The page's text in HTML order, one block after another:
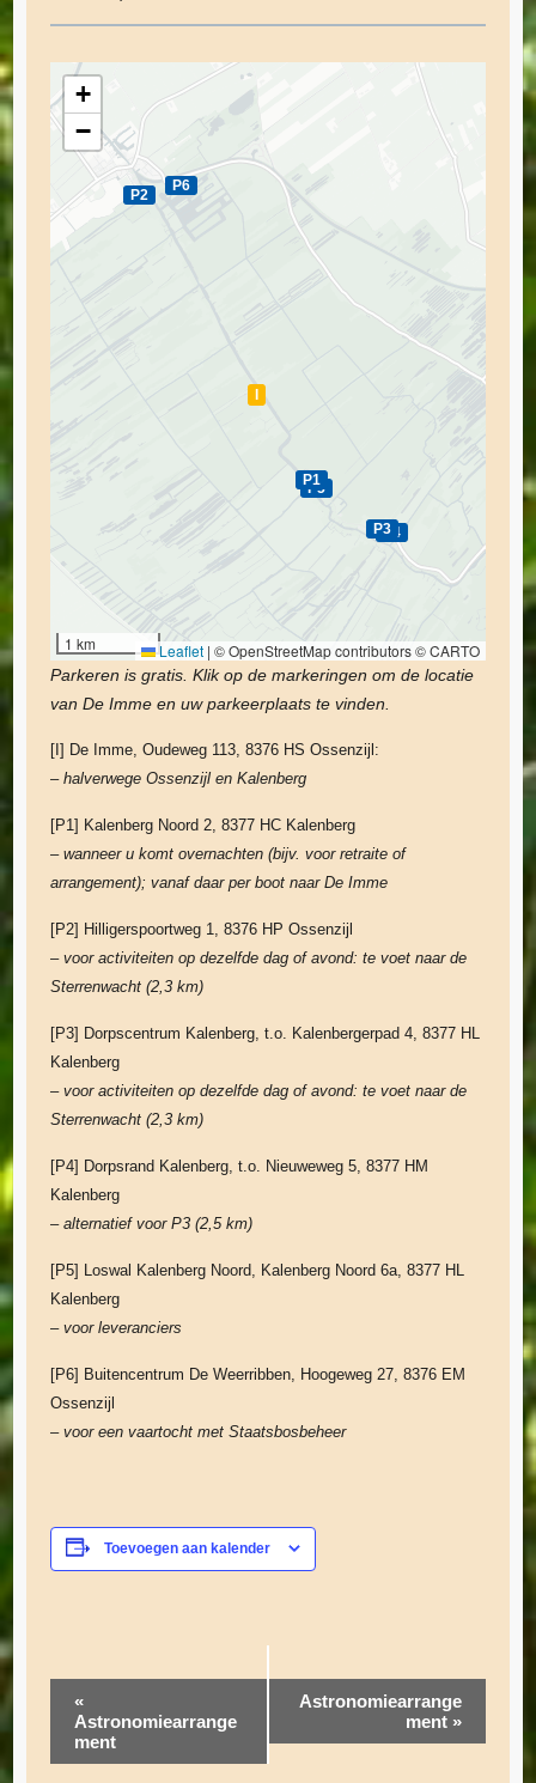
P6
P5
P4
P3
P2
P1
I
+
−
1 km Leaflet | © OpenStreetMap contributors © CARTO
Parkeren is gratis. Klik op de markeringen om de locatie
van De Imme en uw parkeerplaats te vinden.
[I] De Imme, Oudeweg 113, 8376 HS Ossenzijl:
– halverwege Ossenzijl en Kalenberg
[P1] Kalenberg Noord 2, 8377 HC Kalenberg
– wanneer u komt overnachten (bijv. voor retraite of
arrangement); vanaf daar per boot naar De Imme
[P2] Hilligerspoortweg 1, 8376 HP Ossenzijl
– voor activiteiten op dezelfde dag of avond: te voet naar de
Sterrenwacht (2,3 km)
[P3] Dorpscentrum Kalenberg, t.o. Kalenbergerpad 4, 8377 HL
Kalenberg
– voor activiteiten op dezelfde dag of avond: te voet naar de
Sterrenwacht (2,3 km)
[P4] Dorpsrand Kalenberg, t.o. Nieuweweg 5, 8377 HM
Kalenberg
– alternatief voor P3 (2,5 km)
[P5] Loswal Kalenberg Noord, Kalenberg Noord 6a, 8377 HL
Kalenberg
– voor leveranciers
[P6] Buitencentrum De Weerribben, Hoogeweg 27, 8376 EM
Ossenzijl
– voor een vaartocht met Staatsbosbeheer
Toevoegen aan kalender
e
«
Astronomiearrange
ment
Astronomiearrange
ment »